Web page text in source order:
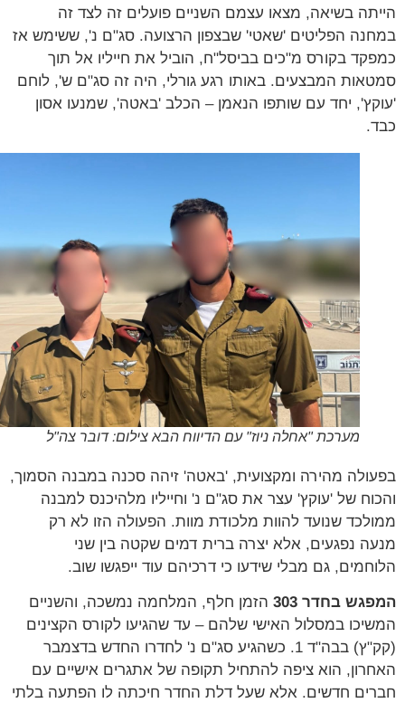
בשיאה, מצאו עצמם השניים פועלים זה לצד זה
הפליטים 'שאטי' שבצפון הרצועה. סג"ם נ', ששימש אז
בקורס מ"כים בביסל"ח, הוביל את חייליו אל תוך
המבצעים. באותו רגע גורלי, היה זה סג"ם ש', לוחם
יחד עם שותפו הנאמן – הכלב 'באטה', שמנעו אסון
מערכת "אחלה ניוז" עם הדיווח הבא צילום: דובר צה"ל
מהירה ומקצועית, 'באטה' זיהה סכנה במבנה הסמוך,
של 'עוקץ' עצר את סג"ם נ' וחייליו מלהיכנס למבנה
שנועד להוות מלכודת מוות. הפעולה הזו לא רק
נפגעים, אלא יצרה ברית דמים שקטה בין שני
גם מבלי שידעו כי דרכיהם עוד ייפגשו שוב.
בחדר 303
הזמן חלף, המלחמה נמשכה, והשניים
במסלול האישי שלהם – עד שהגיעו לקורס הקצינים
(קק"ץ) בבה"ד 1. כשהגיע סג"ם נ' לחדרו החדש בדצמבר
הוא ציפה להתחיל תקופה של אתגרים אישיים עם
חדשים. אלא שעל דלת החדר חיכתה לו הפתעה בלתי